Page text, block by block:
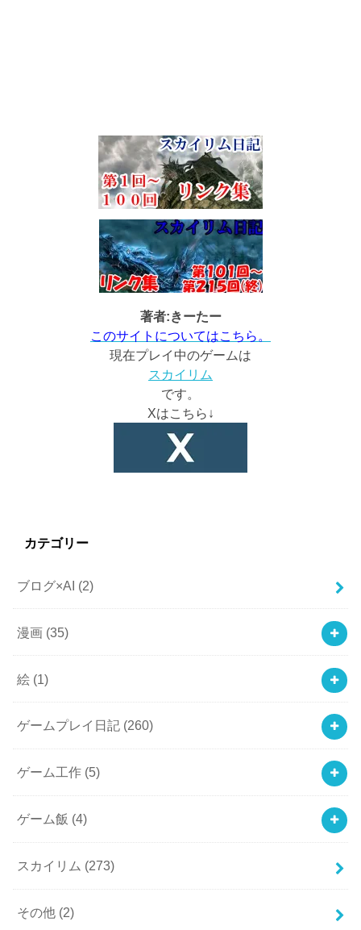
著者:きーたー
このサイトについてはこちら。
現在プレイ中のゲームは
スカイリム
です。
Xはこちら↓
カテゴリー
ブログ×AI (2)
漫画 (35)
絵 (1)
ゲームプレイ日記 (260)
ゲーム工作 (5)
ゲーム飯 (4)
スカイリム (273)
その他 (2)